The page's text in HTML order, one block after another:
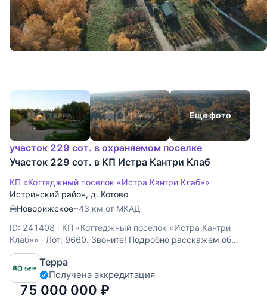
Еще фото
участок 229 сот. в охраняемом поселке
Участок 229 сот. в КП Истра Кантри Клаб
КП «Коттеджный поселок «Истра Кантри Клаб»»
Истринский район, д. Котово
Новорижское~43 км от МКАД
ID: 241408 · КП «Коттеджный поселок «Истра Кантри
Клаб»» · Лот: 9660. Звоните! Подробно расскажем об
объекте, предоставим всю необходимую информацию и
оперативно покажем!
Терра
Получена аккредитация
75 000 000 ₽